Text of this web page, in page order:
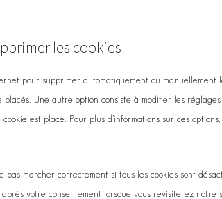
les cookies
pour supprimer automatiquement ou manuellement
Une autre option consiste à modifier les
est placé. Pour plus d’informations sur ces
marcher correctement si tous les cookies sont
votre consentement lorsque vous revisiterez notre